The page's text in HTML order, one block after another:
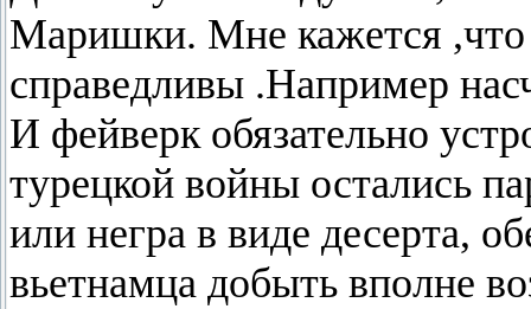
Маришки. Мне кажется ,что
справедливы .Например
И фейверк обязательно
турецкой войны остались
или негра в виде десерта,
вьетнамца добыть вполне